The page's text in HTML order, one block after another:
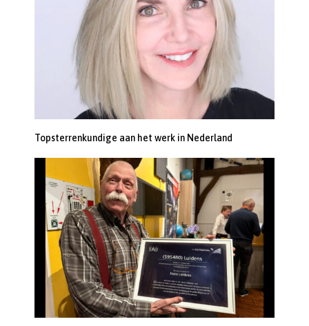
Topsterrenkundige aan het werk in Nederland